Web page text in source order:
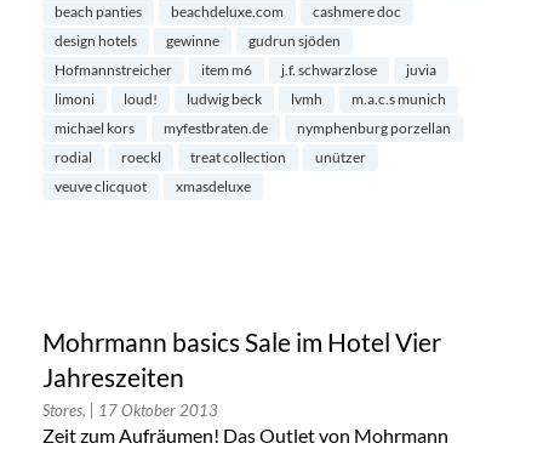
beach panties
beachdeluxe.com
cashmere doc
design hotels
gewinne
gudrun sjöden
Hofmannstreicher
item m6 j.f. schwarzlose
juvia
limoni
loud! ludwig beck lvmh
m.a.c.s munich
michael kors
myfestbraten.de
nymphenburg porzellan
rodial
roeckl treat collection
unützer
veuve clicquot
xmasdeluxe
Mohrmann basics Sale im Hotel Vier
Jahreszeiten
Stores, | 17 Oktober 2013
Zeit zum Aufräumen! Das Outlet von Mohrmann